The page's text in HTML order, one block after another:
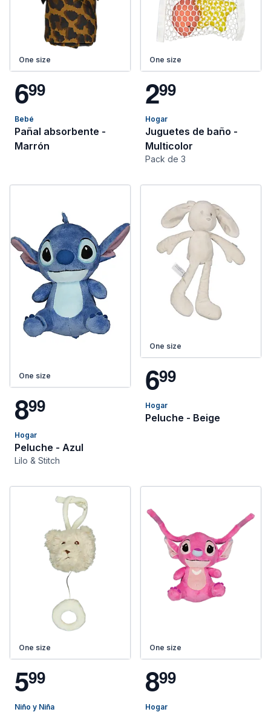
One size
699
Bebé
Pañal absorbente -
Marrón
One size
299
Hogar
Juguetes de baño -
Multicolor
Pack de 3
One size
899
Hogar
Peluche - Azul
Lilo & Stitch
One size
699
Hogar
Peluche - Beige
One size
599
Niño y Niña
One size
899
Hogar